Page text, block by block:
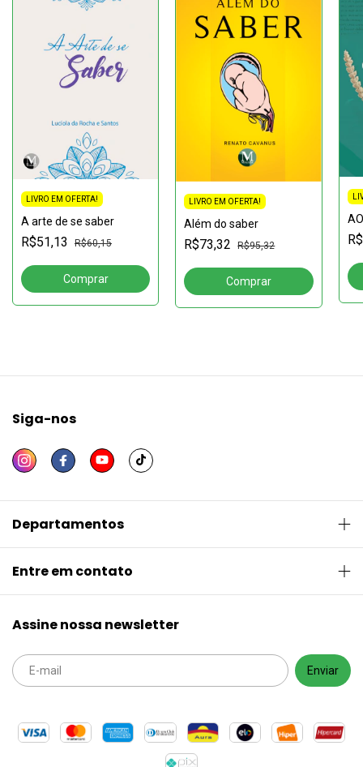
LIVRO EM OFERTA!
A arte de se saber
R$51,13 R$60,15
LIVRO EM OFERTA!
Além do saber
R$73,32 R$95,32
Siga-nos
Departamentos
Entre em contato
Assine nossa newsletter